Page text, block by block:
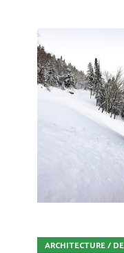
ARCHITECTURE /